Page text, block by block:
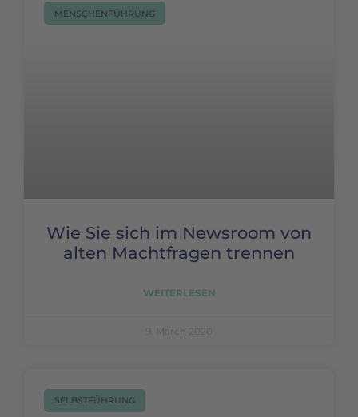
MENSCHENFÜHRUNG
Wie Sie sich im Newsroom von
alten Machtfragen trennen
WEITERLESEN
9. March 2020
SELBSTFÜHRUNG